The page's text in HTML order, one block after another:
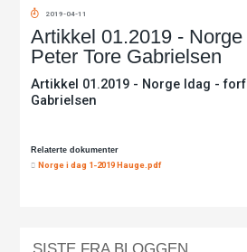
2019-04-11
Artikkel 01.2019 -
Peter Tore Gabrielsen
Artikkel 01.2019 - Norge Idag -
Gabrielsen
Relaterte dokumenter
Norge i dag 1-2019 Hauge.pdf
SISTE FRA BLOGGEN